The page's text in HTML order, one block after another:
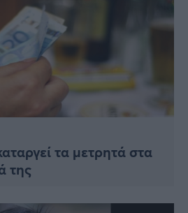
τα μετρητά στα
της